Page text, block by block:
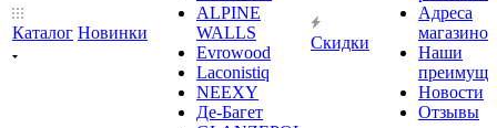
Каталог Новинки
ALPINE
WALLS
Evrowood
Laconistiq
NEEXY
Де-Багет
Скидки
Адреса
магазинов
Наши
Новости
Отзывы